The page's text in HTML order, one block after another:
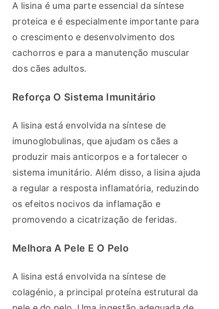
A lisina é uma parte essencial da síntese
proteica e é especialmente importante para
o crescimento e desenvolvimento dos
cachorros e para a manutenção muscular
dos cães adultos.
Reforça O Sistema Imunitário
A lisina está envolvida na síntese de
imunoglobulinas, que ajudam os cães a
produzir mais anticorpos e a fortalecer o
sistema imunitário. Além disso, a lisina ajuda
a regular a resposta inflamatória, reduzindo
os efeitos nocivos da inflamação e
promovendo a cicatrização de feridas.
Melhora A Pele E O Pelo
A lisina está envolvida na síntese de
colagénio, a principal proteína estrutural da